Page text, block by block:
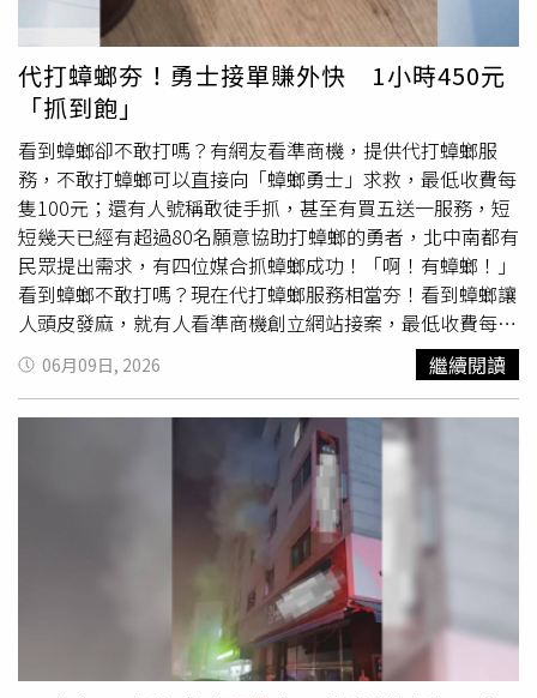
代打蟑螂夯！勇士接單賺外快 1小時450元
「抓到飽」
看到蟑螂卻不敢打嗎？有網友看準商機，提供代打蟑螂服
務，不敢打蟑螂可以直接向「蟑螂勇士」求救，最低收費每
隻100元；還有人號稱敢徒手抓，甚至有買五送一服務，短
短幾天已經有超過80名願意協助打蟑螂的勇者，北中南都有
民眾提出需求，有四位媒合抓蟑螂成功！「啊！有蟑螂！」
看到蟑螂不敢打嗎？現在代打蟑螂服務相當夯！看到蟑螂讓
人頭皮發麻，就有人看準商機創立網站接案，最低收費每隻
100元，還有人號稱敢徒手抓，24小時全天服務，甚至還有
買五送一。民眾：「不敢打蟑螂，所以想要找別人幫我打一
打感覺也不錯。（這費用多少你能接受？）500塊，因為會
飛的蟑螂我不敢打。」民眾：「如果是我的話還是會考慮，
有陌生人進來這是一個問題。」平台一上線立刻引起討論。
民眾看法不一，但怕蟑螂的人不少，網站創立不到三天流量
衝破999%，80位蟑螂勇者報名，9人有需求要打蟑螂。人
力仲介老闆顧崇德：「發現說其實很多人可能跟我一樣都是
很害怕，真的會願意花點錢請人來幫忙，那也沒想到會飄這
麼遠這樣。設定是說以單次收費，因為這樣比較不會有爭
議，性別會做一些配對，就是男生就是只媒合男生，女生只
媒合女生。」從事人力媒合的顧老闆表示，因為自己也怕蟑
06月09日, 2026 繼續閱讀